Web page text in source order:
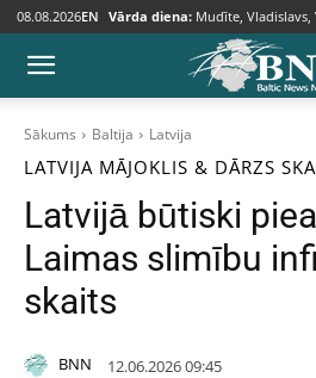
08.08.2026EN Vārda diena: Mudīte, Vladislavs,
Sākums Baltija Latvija
LATVIJA MĀJOKLIS & DĀRZS
Latvijā būtiski
Laimas slimību
skaits
BNN 12.06.2026 09:45